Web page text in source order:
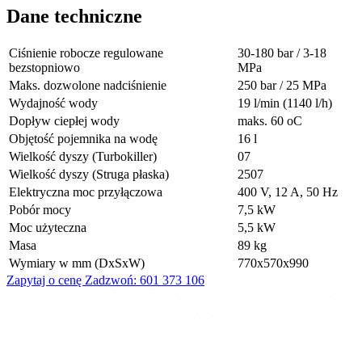
Dane techniczne
Ciśnienie robocze regulowane
bezstopniowo
30-180 bar / 3-18
MPa
Maks. dozwolone nadciśnienie
250 bar / 25 MPa
Wydajność wody
19 l/min (1140 l/h)
Dopływ ciepłej wody
maks. 60 oC
Objętość pojemnika na wodę
16 l
Wielkość dyszy (Turbokiller)
07
Wielkość dyszy (Struga płaska)
2507
Elektryczna moc przyłączowa
400 V, 12 A, 50 Hz
Pobór mocy
7,5 kW
Moc użyteczna
5,5 kW
Masa
89 kg
Wymiary w mm (DxSxW)
770x570x990
Zapytaj o cenę Zadzwoń: 601 373 106